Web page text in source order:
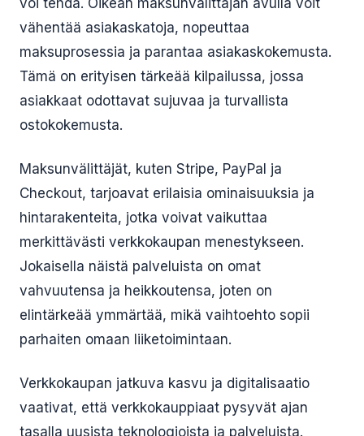
voi tehdä. Oikean maksunvälittäjän avulla voit
vähentää asiakaskatoja, nopeuttaa
maksuprosessia ja parantaa asiakaskokemusta.
Tämä on erityisen tärkeää kilpailussa, jossa
asiakkaat odottavat sujuvaa ja turvallista
ostokokemusta.
Maksunvälittäjät, kuten Stripe, PayPal ja
Checkout, tarjoavat erilaisia ominaisuuksia ja
hintarakenteita, jotka voivat vaikuttaa
merkittävästi verkkokaupan menestykseen.
Jokaisella näistä palveluista on omat
vahvuutensa ja heikkoutensa, joten on
elintärkeää ymmärtää, mikä vaihtoehto sopii
parhaiten omaan liiketoimintaan.
Verkkokaupan jatkuva kasvu ja digitalisaatio
vaativat, että verkkokauppiaat pysyvät ajan
tasalla uusista teknologioista ja palveluista.